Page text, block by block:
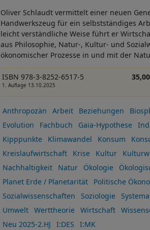
Oliver Schlaudt vermittelt einer neuen
Handwerkszeug für ein selbstständiges
leicht verständliche Weise führt er
aus Philosophie, Natur-, Kultur- und
ökonomischer Prozesse in und mit der
ISBN 978-3-8252-6517-5
1. Auflage 13.10.2025
Anthropozän Arbeit Beziehungen
Evolution
Fachbuch Gaia-Hypothese
Kipppunkte
Klimawandel Konsum
Kreislaufwirtschaft
Krise Kultur
Nachhaltigkeit
Natur Ökologie
Planet Erde / Planetarität
Politische
Sozialwissenschaften
Soziologie
Umwelt
Werttheorie Wirtschaft
Neu 2025-2.HJ
I:DES I:MK